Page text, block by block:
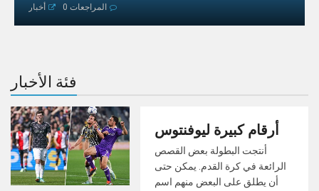
أخبار 0 المراجعات
فئة الأخبار
أرقام كبيرة ليوفنتوس
أنتجت البطولة بعض القصص
الرائعة في كرة القدم. يمكن حتى
أن يطلق على البعض منهم اسم